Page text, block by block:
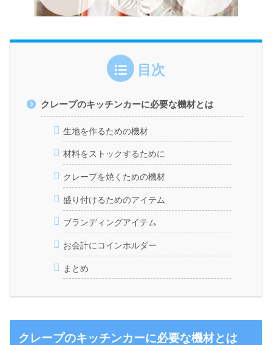
目次
クレープのキッチンカーに必要な機材とは
生地を作るための機材
材料をストックするために
クレープを焼くための機材
盛り付けるためのアイテム
ブランディングアイテム
お会計にコインホルダー
まとめ
クレープのキッチンカーに必要な機材とは